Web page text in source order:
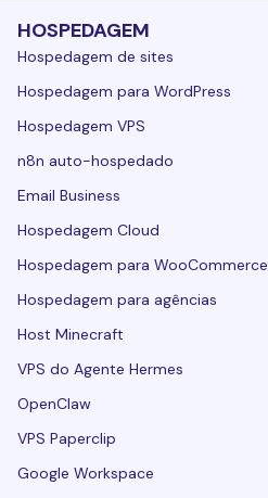
HOSPEDAGEM
Hospedagem de sites
Hospedagem para WordPress
Hospedagem VPS
n8n auto-hospedado
Email Business
Hospedagem Cloud
Hospedagem para WooCommerce
Hospedagem para agências
Host Minecraft
VPS do Agente Hermes
OpenClaw
VPS Paperclip
Google Workspace